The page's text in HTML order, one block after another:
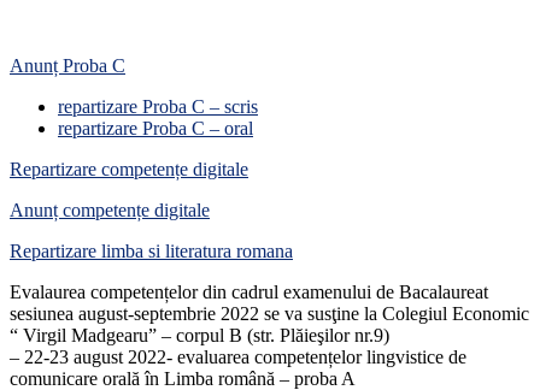
Anunț Proba C
repartizare Proba C – scris
repartizare Proba C – oral
Repartizare competențe digitale
Anunț competențe digitale
Repartizare limba si literatura romana
Evalaurea competențelor din cadrul examenului de Bacalaureat
sesiunea august-septembrie 2022 se va susţine la Colegiul Economic
“ Virgil Madgearu” – corpul B (str. Plăieşilor nr.9)
– 22-23 august 2022- evaluarea competențelor lingvistice de
comunicare orală în Limba română – proba A